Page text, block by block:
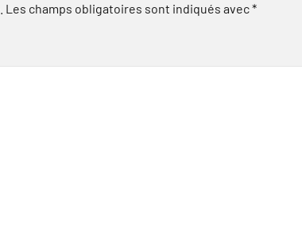
Les champs obligatoires sont indiqués avec*